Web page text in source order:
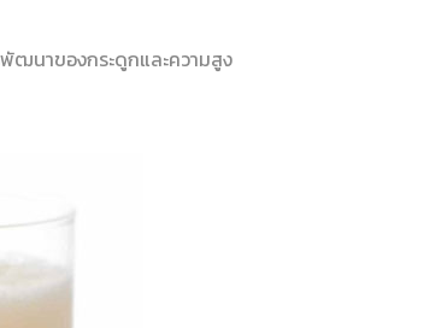
ฒนาของกระดูกและความสูง